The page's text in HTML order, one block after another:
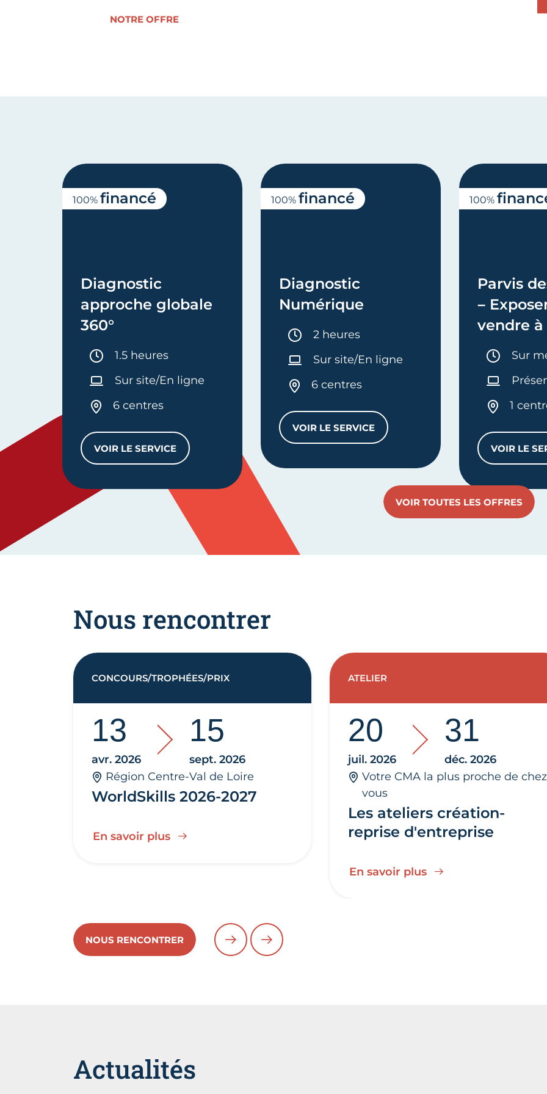
NOTRE OFFRE
Diagnostic
approche globale
360°
Durée :
1.5 heures
Sur site/En ligne
6 centres
VOIR LE SERVICEDIAGNOSTIC APPROCHE GLOBALE 360°
100% financé
Diagnostic
Numérique
Durée :
2 heures
Sur site/En ligne
6 centres
VOIR LE SERVICEDIAGNOSTIC NUMÉRIQUE
100% financé
Parvis
–
vendre
Durée
Sur
1
VOIR LE
100%
VOIR TOUTES LES OFFRES
Nous rencontrer
WorldSkills 2026-2027
13
avr. 2026
15
sept. 2026
Région Centre-Val de Loire
En savoir plus
CONCOURS/TROPHÉES/PRIX
Les ateliers création-
reprise d'entreprise
20
juil. 2026
31
déc. 2026
Votre CMA la plus proche de chez
vous
En savoir plus
ATELIER
NOUS RENCONTRER PRÉCÉDENTSUIVANT
Actualités